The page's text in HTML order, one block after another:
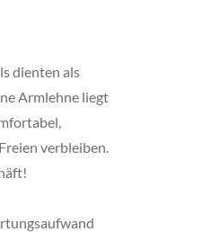
dienten als
Armlehne liegt
verbleiben.